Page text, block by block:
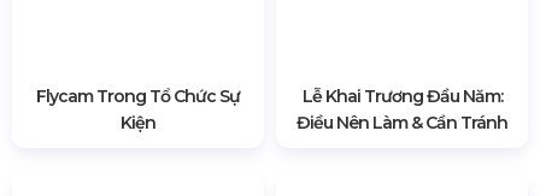
Vì Sao Ekip Sự Kiện Luôn
Chi Phí Tổ Chức Triển Lãm